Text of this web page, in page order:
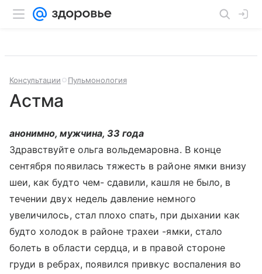
Консультации Пульмонология
Астма
анонимно, мужчина, 33 года
Здравствуйте ольга вольдемаровна. В конце
сентября появилась тяжесть в районе ямки внизу
шеи, как будто чем- сдавили, кашля не было, в
течении двух недель давление немного
увеличилось, стал плохо спать, при дыхании как
будто холодок в районе трахеи -ямки, стало
болеть в области сердца, и в правой стороне
груди в ребрах, появился привкус воспаления во